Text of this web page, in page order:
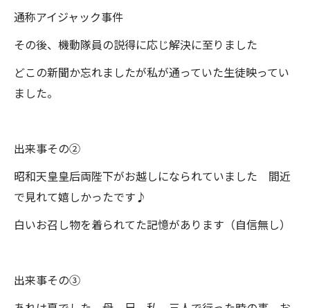
通称アイジャック事件
その後、機動隊員の説得に応じ解決に至りました
どこの新聞か忘れましたが私が通っていた生徒映ってい
ました。
出来事その②
昭和天皇皇后両陛下がお越しになられていました 間近
で見れて嬉しかったです♪
白いお召し物を着られてた記憶があります（自信無し）
出来事その③